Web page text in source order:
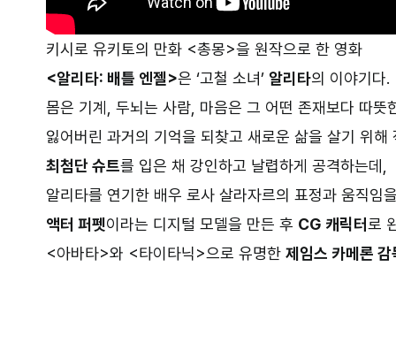
키시로 유키토의 만화 <총몽>을 원작으로 한 영화
<알리타: 배틀 엔젤>은 ‘고철 소녀’ 알리타의 이야기다.
몸은 기계, 두뇌는 사람, 마음은 그 어떤 존재보다 따뜻
잃어버린 과거의 기억을 되찾고 새로운 삶을 살기 위해
최첨단 슈트를 입은 채 강인하고 날렵하게 공격하는데,
알리타를 연기한 배우 로사 살라자르의 표정과 움직임
액터 퍼펫이라는 디지털 모델을 만든 후 CG 캐릭터로
<아바타>와 <타이타닉>으로 유명한 제임스 카메론 감